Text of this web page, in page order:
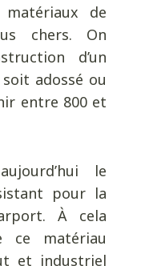
matériaux de
chers. On
d’un
adossé ou
entre 800 et
le
pour la
À cela
ce matériau
et industriel